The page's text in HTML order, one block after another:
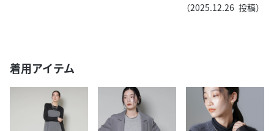
（2025.12.26 投稿）
着用アイテム